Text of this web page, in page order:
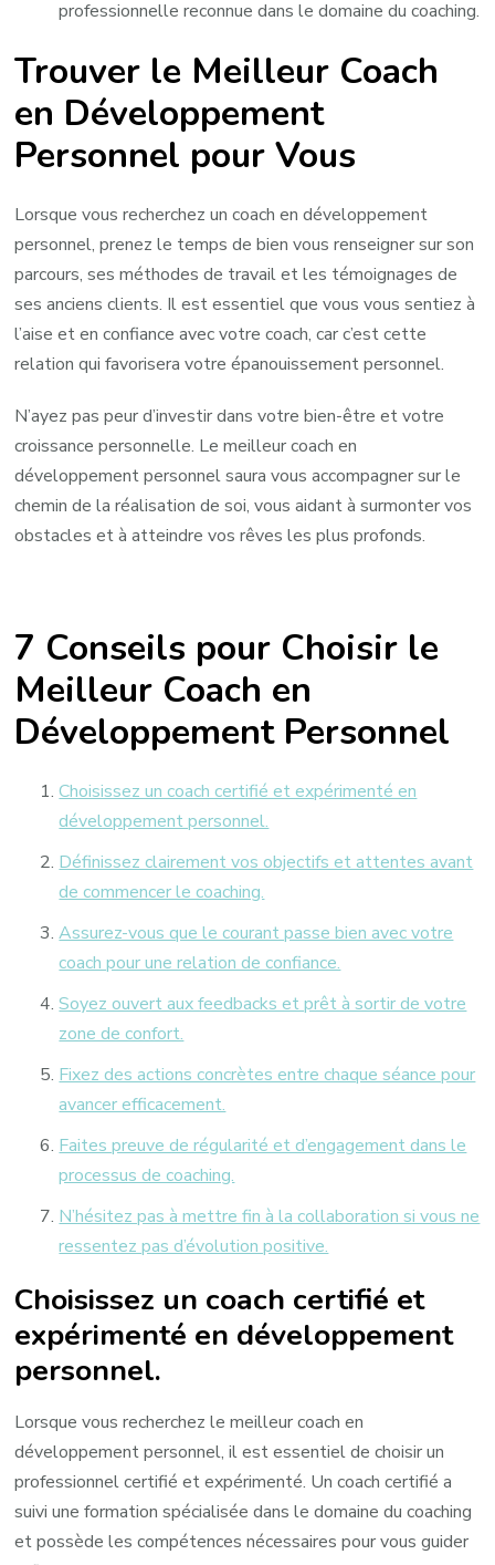
professionnelle reconnue dans le domaine du coaching.
Trouver le Meilleur Coach
en Développement
Personnel pour Vous
Lorsque vous recherchez un coach en développement
personnel, prenez le temps de bien vous renseigner sur son
parcours, ses méthodes de travail et les témoignages de
ses anciens clients. Il est essentiel que vous vous sentiez à
l’aise et en confiance avec votre coach, car c’est cette
relation qui favorisera votre épanouissement personnel.
N’ayez pas peur d’investir dans votre bien-être et votre
croissance personnelle. Le meilleur coach en
développement personnel saura vous accompagner sur le
chemin de la réalisation de soi, vous aidant à surmonter vos
obstacles et à atteindre vos rêves les plus profonds.
7 Conseils pour Choisir le
Meilleur Coach en
Développement Personnel
Choisissez un coach certifié et expérimenté en
développement personnel.
Définissez clairement vos objectifs et attentes avant
de commencer le coaching.
Assurez-vous que le courant passe bien avec votre
coach pour une relation de confiance.
Soyez ouvert aux feedbacks et prêt à sortir de votre
zone de confort.
Fixez des actions concrètes entre chaque séance pour
avancer efficacement.
Faites preuve de régularité et d’engagement dans le
processus de coaching.
N’hésitez pas à mettre fin à la collaboration si vous ne
ressentez pas d’évolution positive.
Choisissez un coach certifié et
expérimenté en développement
personnel.
Lorsque vous recherchez le meilleur coach en
développement personnel, il est essentiel de choisir un
professionnel certifié et expérimenté. Un coach certifié a
suivi une formation spécialisée dans le domaine du coaching
et possède les compétences nécessaires pour vous guider